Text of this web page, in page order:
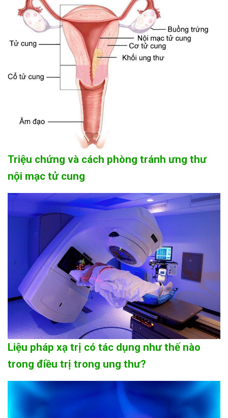
Triệu chứng và cách phòng tránh ưng thư
nội mạc tử cung
Liệu pháp xạ trị có tác dụng như thế nào
trong điều trị trong ung thư?